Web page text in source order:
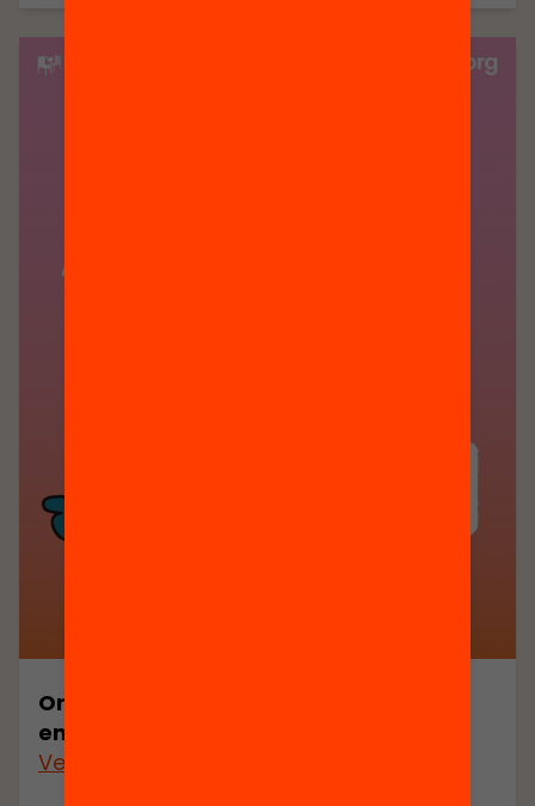
Orientacions per fomentar la lectura
entre infants a l’estiu
Veure’n més